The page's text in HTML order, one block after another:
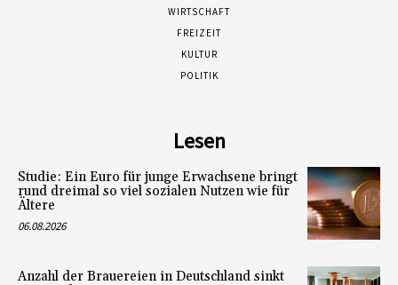
WIRTSCHAFT
FREIZEIT
KULTUR
POLITIK
Lesen
Studie: Ein Euro für junge Erwachsene bringt
rund dreimal so viel sozialen Nutzen wie für
Ältere
06.08.2026
Anzahl der Brauereien in Deutschland sinkt